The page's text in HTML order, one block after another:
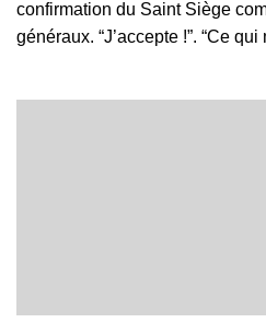
confirmation du Saint Siège
généraux. “J’accepte !”. “Ce